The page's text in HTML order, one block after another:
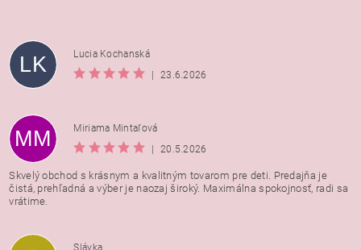
Vložením hodnotenie súhlasíte s
LK
Lucia Kochanská
23.6.2026
MM
Miriama Mintaľová
20.5.2026
Skvelý obchod s krásnym a kvalitným tovarom pre deti. Predajňa je
čistá, prehľadná a výber je naozaj široký. Maximálna spokojnosť, radi sa
vrátime.
Slávka